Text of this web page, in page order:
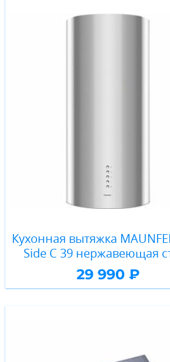
Кухонная вытяжка
Side C 39 нержавеющая
29 990 ₽